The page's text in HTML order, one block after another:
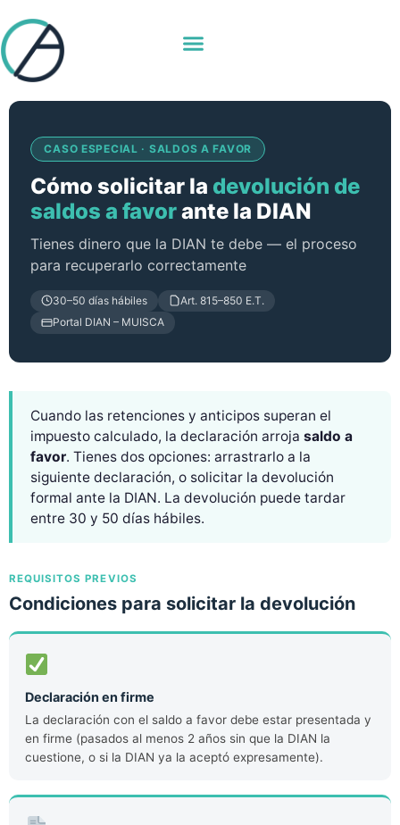
Solicitud de
devolución de saldos
a favor — DIAN
Colombia 2026
CASO ESPECIAL · SALDOS A FAVOR
Cómo solicitar la devolución de
saldos a favorante la DIAN
Tienes dinero que la DIAN te debe — el proceso
para recuperarlo correctamente
30–50 días hábiles
Art. 815–850 E.T.
Portal DIAN – MUISCA
Cuando las retenciones y anticipos superan el
impuesto calculado, la declaración arroja saldo a
favor. Tienes dos opciones: arrastrarlo a la
siguiente declaración, o solicitar la devolución
formal ante la DIAN. La devolución puede tardar
entre 30 y 50 días hábiles.
REQUISITOS PREVIOS
Condiciones para solicitar la devolución
Declaración en firme
La declaración con el saldo a favor debe estar presentada y
en firme (pasados al menos 2 años sin que la DIAN la
cuestione, o si la DIAN ya la aceptó expresamente).